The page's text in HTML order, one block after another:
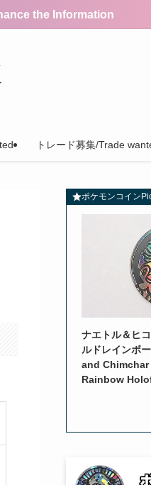
the Information
トレード募集/Trade
ポケモンコイン
ナエトル＆ヒ
ルドレインボ
and
Rainbow